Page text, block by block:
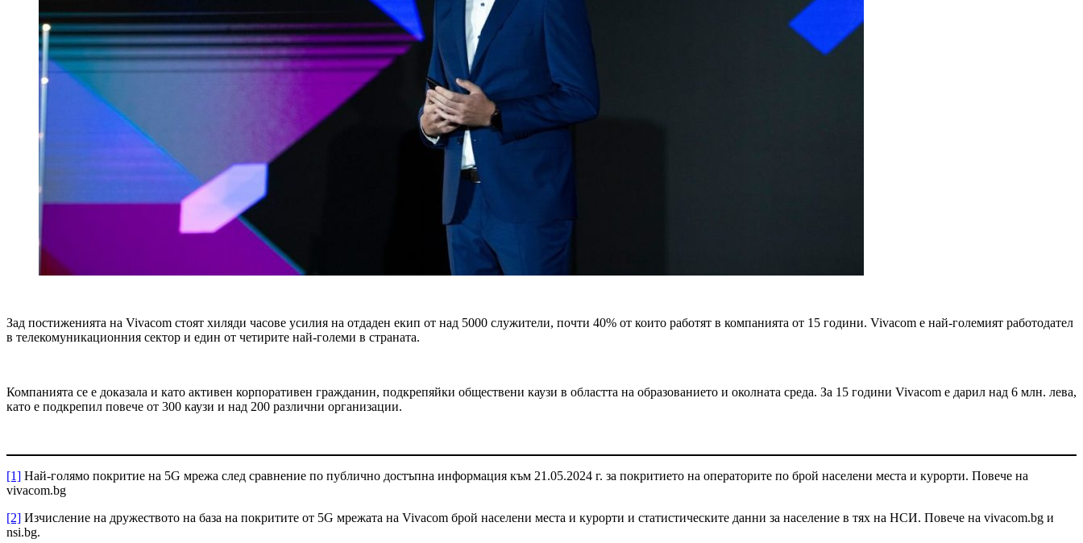
Зад постиженията на Vivacom стоят хиляди часове усилия на отдаден екип от над 5000 служители, почти 40% от които работят в компанията от 15 години. Vivacom е най-големият работодател
в телекомуникационния сектор и един от четирите най-големи в страната.
Компанията се е доказала и като активен корпоративен гражданин, подкрепяйки обществени каузи в областта на образованието и околната среда. За 15 години Vivacom е дарил над 6 млн. лева,
като е подкрепил повече от 300 каузи и над 200 различни организации.
[1] Най-голямо покритие на 5G мрежа след сравнение по публично достъпна информация към 21.05.2024 г. за покритието на операторите по брой населени места и курорти. Повече на
vivacom.bg
[2] Изчисление на дружеството на база на покритите от 5G мрежата на Vivacom брой населени места и курорти и статистическите данни за население в тях на НСИ. Повече на vivacom.bg и
nsi.bg.